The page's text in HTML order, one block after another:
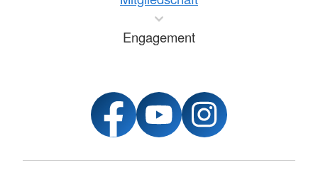
Engagement